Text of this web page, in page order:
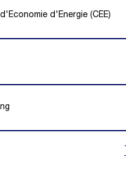
d'Energie (CEE)